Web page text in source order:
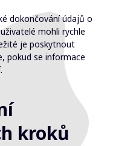
dokončování údajů o
mohli rychle
je poskytnout
pokud se informace
kroků